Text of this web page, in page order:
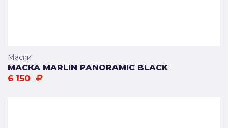
Маски
МАСКА MARLIN PANORAMIC BLACK
6 150